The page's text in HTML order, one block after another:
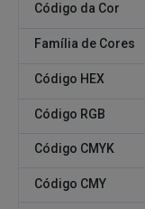
Código da Cor
Família de Cores
Código HEX
Código RGB
Código CMYK
Código CMY